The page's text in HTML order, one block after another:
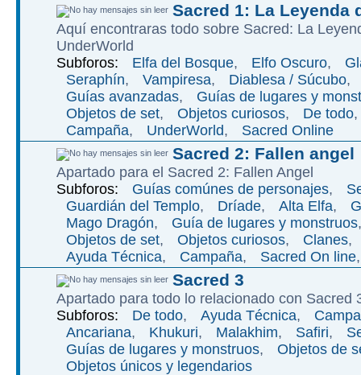
Sacred 1: La Leyenda
Aquí­ encontraras todo sobre Sacred: La
UnderWorld
Subforos:
Elfa del Bosque, Elfo Oscuro,
Seraphí­n, Vampiresa, Diablesa / Súcubo,
Guí­as avanzadas,
Guí­as de lugares y
Objetos de set, Objetos curiosos, De todo,
Campaña, UnderWorld, Sacred Online
Sacred 2: Fallen angel
Apartado para el Sacred 2: Fallen Angel
Subforos:
Guías comúnes de personajes,
Guardián del Templo, Dríade, Alta Elfa,
Mago Dragón, Guía de lugares y monstruos
Objetos de set, Objetos curiosos, Clanes,
Ayuda Técnica, Campaña, Sacred On line
Sacred 3
Apartado para todo lo relacionado con Sacred
Subforos:
De todo, Ayuda Técnica,
Ancariana, Khukuri, Malakhim, Safiri,
Guías de lugares y monstruos,
Objetos de
Objetos únicos y legendarios